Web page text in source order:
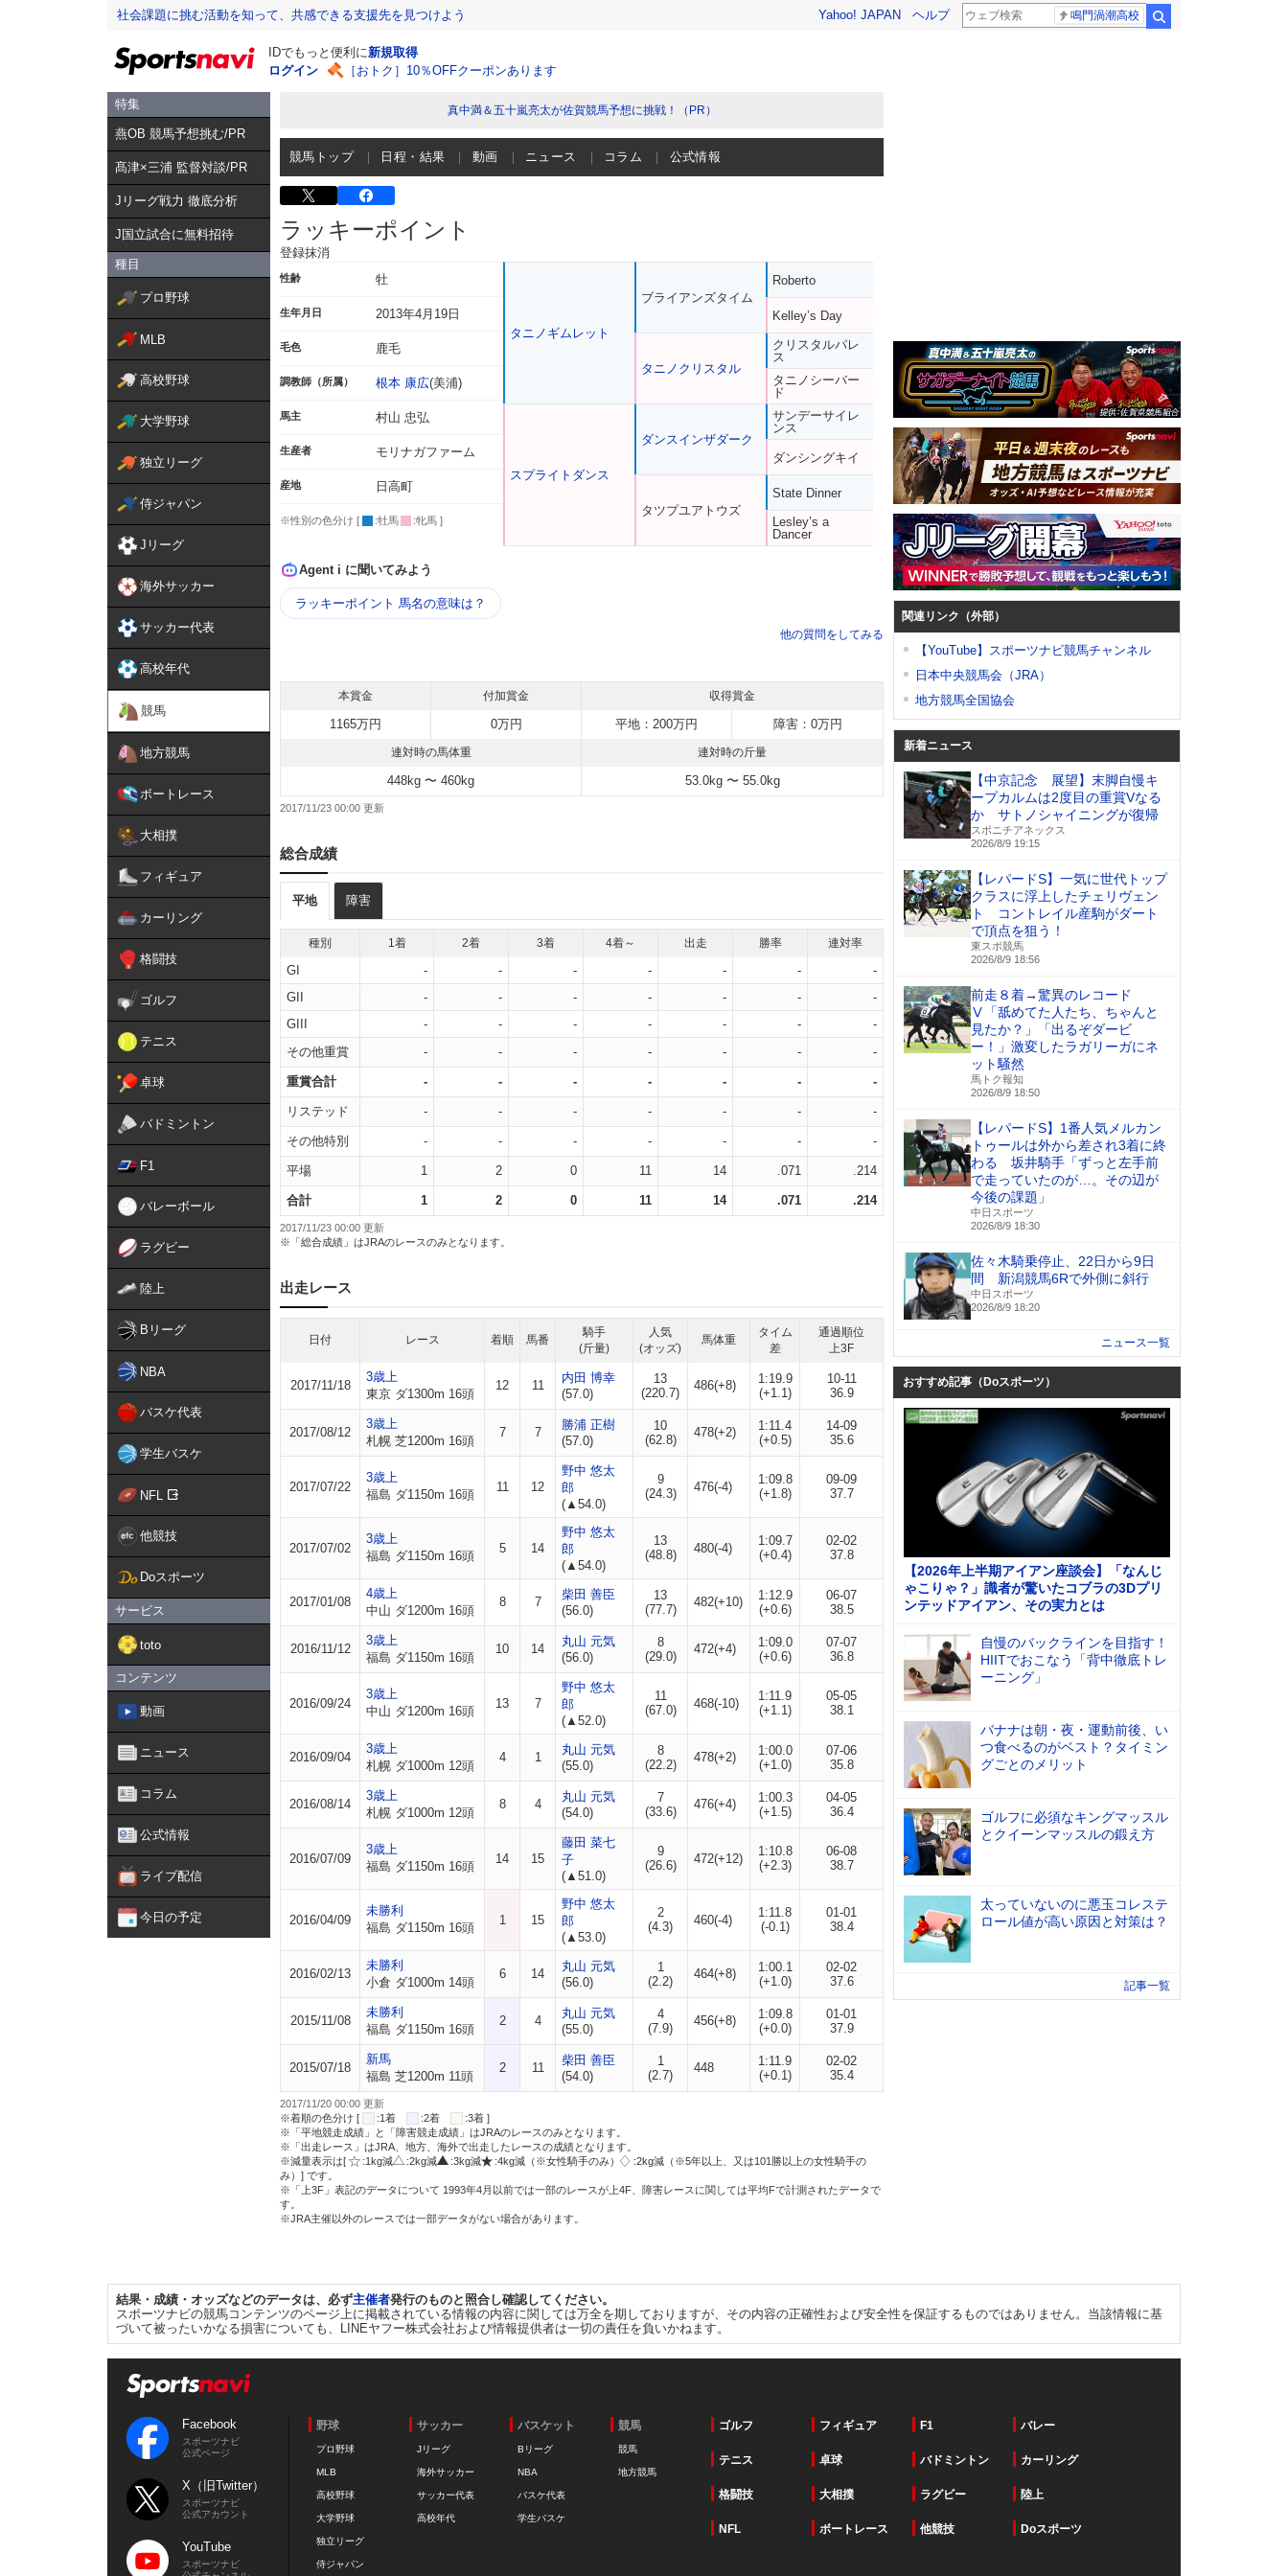
社会課題に挑む活動を知って、共感できる支援先を見つけよう Yahoo! JAPAN ヘルプ 鳴門渦潮高校
IDでもっと便利に新規取得
ログイン
［おトク］10％OFFクーポンあります
特集
燕OB 競馬予想挑む/PR
髙津×三浦 監督対談/PR
Jリーグ戦力 徹底分析
J国立試合に無料招待
種目
プロ野球
MLB
高校野球
大学野球
独立リーグ
侍ジャパン
Jリーグ
海外サッカー
サッカー代表
高校年代
競馬
地方競馬
ボートレース
大相撲
フィギュア
カーリング
格闘技
ゴルフ
テニス
卓球
バドミントン
F1
バレーボール
ラグビー
陸上
Bリーグ
NBA
バスケ代表
学生バスケ
NFL
他競技
Doスポーツ
サービス
toto
コンテンツ
動画
ニュース
コラム
公式情報
ライブ配信
今日の予定
真中満＆五十嵐亮太が佐賀競馬予想に挑戦！（PR）
競馬トップ 日程・結果 動画 ニュース コラム 公式情報
ラッキーポイント
登録抹消
性齢 牡
生年月日 2013年4月19日
毛色 鹿毛
調教師（所属） 根本 康広(美浦)
馬主 村山 忠弘
生産者 モリナガファーム
産地 日高町
※性別の色分け [ :牡馬 :牝馬 ]
タニノギムレット
スプライトダンス
ブライアンズタイム
タニノクリスタル
ダンスインザダーク
タツプユアトウズ
Roberto
Kelley’s Day
クリスタルパレ
ス
タニノシーバー
ド
サンデーサイレ
ンス
ダンシングキイ
State Dinner
Lesley’s a
Dancer
Agent i に聞いてみよう
ラッキーポイント 馬名の意味は？
他の質問をしてみる
本賞金 付加賞金 収得賞金
1165万円 0万円 平地：200万円 障害：0万円
連対時の馬体重 連対時の斤量
448kg 〜 460kg 53.0kg 〜 55.0kg
2017/11/23 00:00
総合成績
平地 障害
種別 1着 2着 3着 4着～ 出走 勝率 連対率
GI - - - - - -
-
GII
- - - - - -
-
GIII
- - - - - -
-
その他重賞
- - - - - - -
重賞合計 - - - - - - -
リステッド - - - - - - -
その他特別 - - - - - - -
平場 1 2 0 11 14 .071 .214
合計 1 2 0 11 14 .071 .214
2017/11/23 00:00 更新
※「総合成績」はJRAのレースのみとなります。
出走レース
日付 レース 着順 馬番
騎手
(斤量)
人気
(オッズ)
馬体重
タイム
差
通過順位
上3F
2017/11/18
3歳上
東京 ダ1300m 16頭
12 11
内田 博幸
(57.0)
13
(220.7)
486(+8)
1:19.9
(+1.1)
10-11
36.9
2017/08/12
3歳上
札幌 芝1200m 16頭
7 7
勝浦 正樹
(57.0)
10
(62.8)
478(+2)
1:11.4
(+0.5)
14-09
35.6
2017/07/22
3歳上
福島 ダ1150m 16頭
11 12
野中 悠太
郎
(▲54.0)
9
(24.3)
476(-4)
1:09.8
(+1.8)
09-09
37.7
2017/07/02
3歳上
福島 ダ1150m 16頭
5 14
野中 悠太
郎
(▲54.0)
13
(48.8)
480(-4)
1:09.7
(+0.4)
02-02
37.8
2017/01/08
4歳上
中山 ダ1200m 16頭
8 7
柴田 善臣
(56.0)
13
(77.7)
482(+10)
1:12.9
(+0.6)
06-07
38.5
2016/11/12
3歳上
福島 ダ1150m 16頭
10 14
丸山 元気
(56.0)
8
(29.0)
472(+4)
1:09.0
(+0.6)
07-07
36.8
2016/09/24
3歳上
中山 ダ1200m 16頭
13 7
野中 悠太
郎
(▲52.0)
11
(67.0)
468(-10)
1:11.9
(+1.1)
05-05
38.1
2016/09/04
3歳上
札幌 ダ1000m 12頭
4 1
丸山 元気
(55.0)
8
(22.2)
478(+2)
1:00.0
(+1.0)
07-06
35.8
2016/08/14
3歳上
札幌 ダ1000m 12頭
8 4
丸山 元気
(54.0)
7
(33.6)
476(+4)
1:00.3
(+1.5)
04-05
36.4
2016/07/09
3歳上
福島 ダ1150m 16頭
14 15
藤田 菜七
子
(▲51.0)
9
(26.6)
472(+12)
1:10.8
(+2.3)
06-08
38.7
2016/04/09
未勝利
福島 ダ1150m 16頭
1 15
野中 悠太
郎
(▲53.0)
2
(4.3)
460(-4)
1:11.8
(-0.1)
01-01
38.4
2016/02/13
未勝利
小倉 ダ1000m 14頭
6 14
丸山 元気
(56.0)
1
(2.2)
464(+8)
1:00.1
(+1.0)
02-02
37.6
2015/11/08
未勝利
福島 ダ1150m 16頭
2 4
丸山 元気
(55.0)
4
(7.9)
456(+8)
1:09.8
(+0.0)
01-01
37.9
2015/07/18
新馬
福島 芝1200m 11頭
2 11
柴田 善臣
(54.0)
1
(2.7)
448
1:11.9
(+0.1)
02-02
35.4
2017/11/20 00:00 更新
※着順の色分け [
:1着 :2着
:3着 ]
※「平地競走成績」と「障害競走成績」はJRAのレースのみとなります。
※「出走レース」はJRA、地方、海外で出走したレースの成績となります。
※減量表示は[
:1kg減 :2kg減 :3kg減 :4kg減（※女性騎手のみ）
:2kg減（※5年以上、又は101勝以上の女性騎手の
み）] です。
※「上3F」表記のデータについて 1993年4月以前では一部のレースが上4F、障害レースに関しては平均Fで計測されたデータで
す。
※JRA主催以外のレースでは一部データがない場合があります。
関連リンク（外部）
【YouTube】スポーツナビ競馬チャンネル
日本中央競馬会（JRA）
地方競馬全国協会
新着ニュース
【中京記念 展望】末脚自慢キ
ープカルムは2度目の重賞Vなる
か サトノシャイニングが復帰
スポニチアネックス
2026/8/9 19:15
【レパードS】一気に世代トップ
クラスに浮上したチェリヴェン
ト コントレイル産駒がダート
で頂点を狙う！
東スポ競馬
2026/8/9 18:56
前走８着→驚異のレコード
Ⅴ「舐めてた人たち、ちゃんと
見たか？」「出るぞダービ
ー！」激変したラガリーガにネ
ット騒然
馬トク報知
2026/8/9 18:50
【レパードS】1番人気メルカン
トゥールは外から差され3着に終
わる 坂井騎手「ずっと左手前
で走っていたのが…。その辺が
今後の課題」
中日スポーツ
2026/8/9 18:30
佐々木騎乗停止、22日から9日
間 新潟競馬6Rで外側に斜行
中日スポーツ
2026/8/9 18:20
ニュース一覧
おすすめ記事（Doスポーツ）
【2026年上半期アイアン座談会】「なんじ
ゃこりゃ？」識者が驚いたコブラの3Dプリ
ンテッドアイアン、その実力とは
自慢のバックラインを目指す！
HIITでおこなう「背中徹底トレ
ーニング」
バナナは朝・夜・運動前後、い
つ食べるのがベスト？タイミン
グごとのメリット
ゴルフに必須なキングマッスル
とクイーンマッスルの鍛え方
太っていないのに悪玉コレステ
ロール値が高い原因と対策は？
記事一覧
結果・成績・オッズなどのデータは、必ず主催者発行のものと照合し確認してください。
スポーツナビの競馬コンテンツのページ上に掲載されている情報の内容に関しては万全を期しておりますが、その内容の正確性および安全性を保証するものではありません。当該情報に基
づいて被ったいかなる損害についても、LINEヤフー株式会社および情報提供者は一切の責任を負いかねます。
Facebook
スポーツナビ
公式ページ
X（旧Twitter）
スポーツナビ
公式アカウント
YouTube
スポーツナビ
野球
プロ野球
MLB
高校野球
大学野球
独立リーグ
侍ジャパン
サッカー
Jリーグ
海外サッカー
サッカー代表
高校年代
バスケット
Bリーグ
NBA
バスケ代表
学生バスケ
競馬
競馬
地方競馬
ゴルフ フィギュア F1 バレー
テニス 卓球 バドミントン カーリング
格闘技 大相撲 ラグビー 陸上
NFL ボートレース 他競技 Doスポーツ